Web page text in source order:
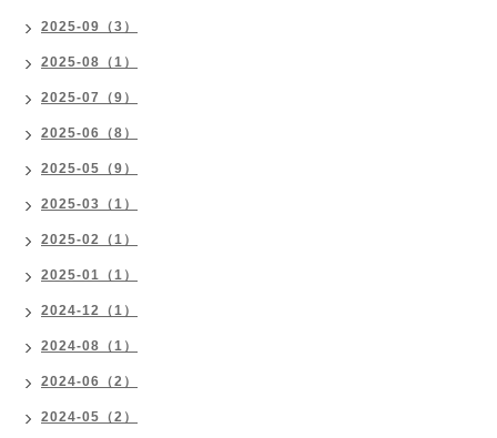
2025-09（3）
2025-08（1）
2025-07（9）
2025-06（8）
2025-05（9）
2025-03（1）
2025-02（1）
2025-01（1）
2024-12（1）
2024-08（1）
2024-06（2）
2024-05（2）